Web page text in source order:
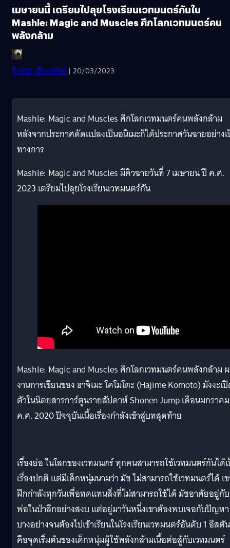
เมษายนนี้ เตรียมไปลุยโรงเรียนเวทมนตร์กันใน
Mashle: Magic and Muscles ศึกโลกเวทมนตร์คน
พลังกล้าม
จีรนาถ เรืองทรัพย์ | 20/03/2023
Mashle: Magic and Muscles ศึกโลกเวทมนตร์คนพลังกล้าม
หลังจากประกาศดัดแปลงเป็นอนิเมะก็ได้ประกาศวันฉายอย่าง
ทางการ
Mashle: Magic and Muscles มีคิวฉายวันที่ 7 เมษายน ปี ค.ศ.
2023 เตรียมไปลุยโรงเรียนเวทมนตร์กัน
Mashle: Magic and Muscles ศึกโลกเวทมนตร์คนพลังกล้าม
งานการเขียนของ ฮาจิเมะ โคโมโตะ (Hajime Komoto) มังงะเ
ตัวในนิตยสารการ์ตูนรายสัปดาห์ Shonen Jump เดือนมกราค
ค.ศ. 2020 ปัจจุบันเนื้อเรื่องกำลังเข้าสู่บทสุดท้าย
เรื่องย่อ ในโลกของเวทมนตร์ ทุกคนสามารถใช้เวทมนตร์กันได้
เรื่องปกติ แต่มีเด็กหนุ่มนามว่า มัช ไม่สามารถใช้เวทมนตร์ได้ เ
ฝึกกำลังทุกวันเพื่อทดแทนสิ่งที่ไม่สามารถใช้ได้ มัชอาศัยอยู่กับ
พ่อในป่าลึกอย่างสงบ แต่อยู่มาวันหนึ่งเขาต้องพบเจอกับปัญหา
บางอย่างจนต้องไปเข้าเรียนในโรงเรียนเวทมนตร์อันดับ 1 อีสตั
คือจุดเริ่มต้นของเด็กหนุ่มผู้ใช้พลังกล้ามเนื้อต่อสู้กับเวทมนตร์